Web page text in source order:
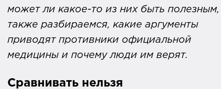
может ли какое-то из них быть полезным,
также разбираемся, какие аргументы
приводят противники официальной
медицины и почему люди им верят.
Сравнивать нельзя